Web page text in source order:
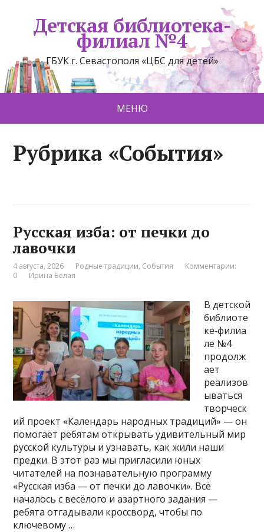
Детская библиотека-
филиал №4
ГБУК г. Севастополя «ЦБС для детей»
МЕНЮ
Рубрика «События»
Русская изба: от печки до
лавочки
4 августа, 2026 Родные традиции, События
Комментарии:
0
Ирина Белая
В детской
библиоте
ке‑филиа
ле №4
продолж
ает
реализов
ываться
творческ
ий проект «Календарь народных традиций» — он
помогает ребятам открывать удивительный мир
русской культуры и узнавать, как жили наши
предки. В этот раз мы пригласили юных
читателей на познавательную программу
«Русская изба — от печки до лавочки». Всё
началось с весёлого и азартного задания —
ребята отгадывали кроссворд, чтобы по
ключевому …